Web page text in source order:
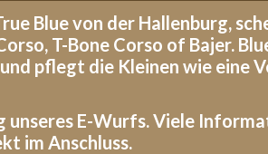
Blue von der Hallenburg,
T-Bone Corso of Bajer.
pflegt die Kleinen wie eine
unseres E-Wurfs. Viele
im Anschluss.